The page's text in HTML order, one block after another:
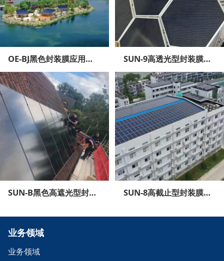
OE-BJ黑色封装膜应用在江苏泰州海陵区新能源产业园的“零碳示范社区”项目 SUN-9高透光型封装膜的应用
SUN-B黑色高遮光型封装膜的应用 SUN-8高截止型封装膜的应用
业务领域
业务领域